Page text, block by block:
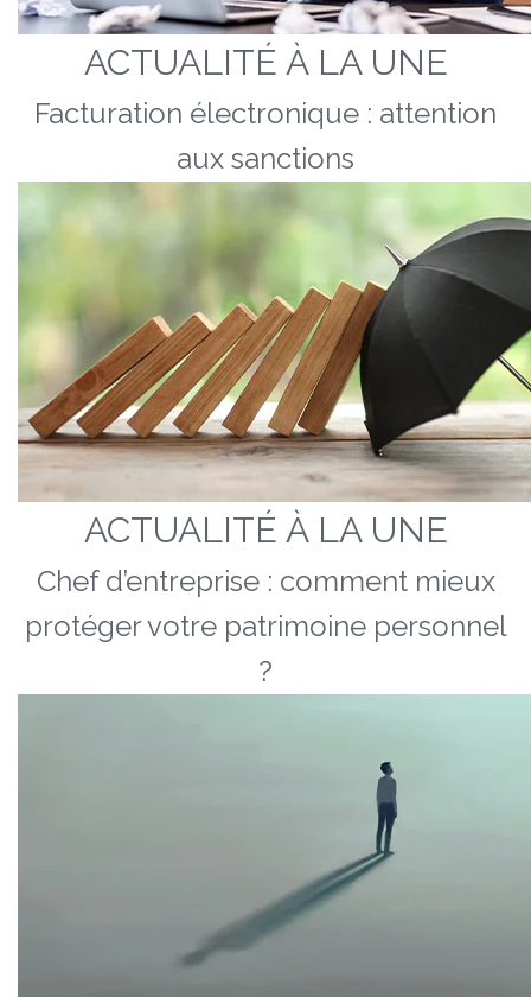
ACTUALITÉ À LA UNE
Facturation électronique : attention
aux sanctions
ACTUALITÉ À LA UNE
Chef d’entreprise : comment mieux
protéger votre patrimoine personnel
?